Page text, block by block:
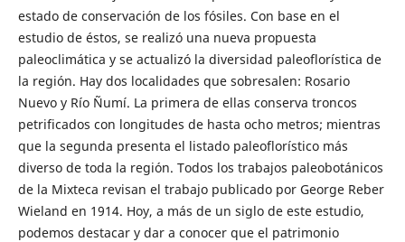
estado de conservación de los fósiles. Con base en el
estudio de éstos, se realizó una nueva propuesta
paleoclimática y se actualizó la diversidad paleoflorística de
la región. Hay dos localidades que sobresalen: Rosario
Nuevo y Río Ñumí. La primera de ellas conserva troncos
petrificados con longitudes de hasta ocho metros; mientras
que la segunda presenta el listado paleoflorístico más
diverso de toda la región. Todos los trabajos paleobotánicos
de la Mixteca revisan el trabajo publicado por George Reber
Wieland en 1914. Hoy, a más de un siglo de este estudio,
podemos destacar y dar a conocer que el patrimonio